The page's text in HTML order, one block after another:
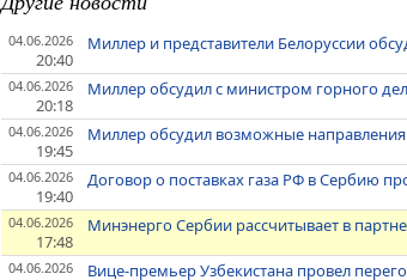
04.06.2026
20:40
Миллер и представители Белоруссии
04.06.2026
20:18
Миллер обсудил с министром горного
04.06.2026
19:45
Миллер обсудил возможные
04.06.2026
19:40
Договор о поставках газа РФ в Сербию
04.06.2026
17:48
Минэнерго Сербии рассчитывает в
04.06.2026 Вице-премьер Узбекистана провел